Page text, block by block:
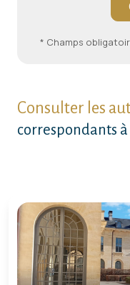
* Champs
Consulter les
correspondants